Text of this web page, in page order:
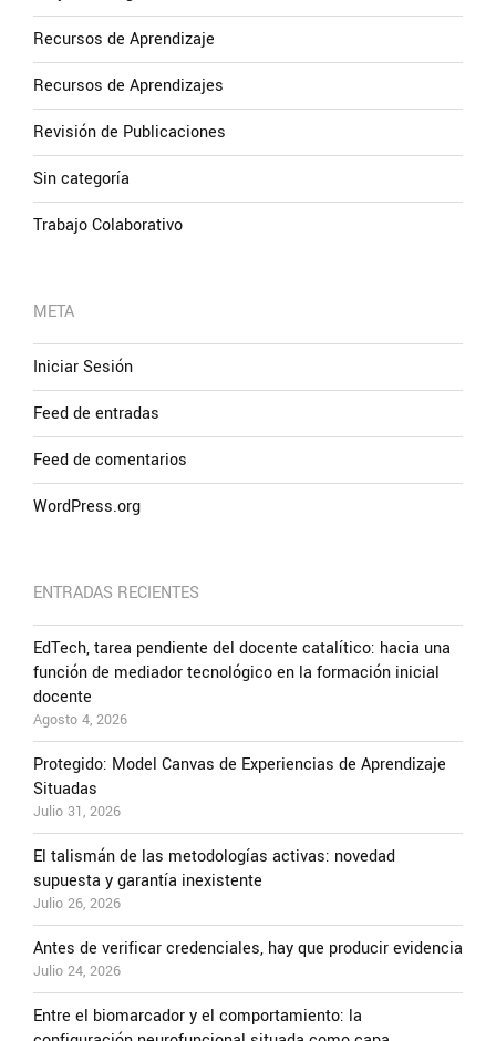
Recursos de Aprendizaje
Recursos de Aprendizajes
Revisión de Publicaciones
Sin categoría
Trabajo Colaborativo
META
Iniciar Sesión
Feed de entradas
Feed de comentarios
WordPress.org
ENTRADAS RECIENTES
EdTech, tarea pendiente del docente catalítico: hacia una
función de mediador tecnológico en la formación inicial
docente
Agosto 4, 2026
Protegido: Model Canvas de Experiencias de Aprendizaje
Situadas
Julio 31, 2026
El talismán de las metodologías activas: novedad
supuesta y garantía inexistente
Julio 26, 2026
Antes de verificar credenciales, hay que producir evidencia
Julio 24, 2026
Entre el biomarcador y el comportamiento: la